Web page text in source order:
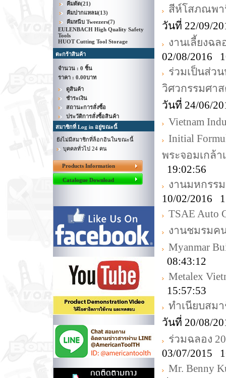
คีมตัด(21)
คีมปากแหลม(13)
คีมหนีบ Tweezers(7)
EULENBACH High Quality Safety
Tools
HUOT Cutting Tool Storage
ตะกร้าสินค้า
จำนวน : 0 ชิ้น
ราคา : 0.00บาท
ดูสินค้า
ชำระเงิน
สถานะการสั่งซื้อ
ประวัติการสั่งซื้อสินค้า
สมาชิกที่ Log in อยู่ขณะนี้
ยังไม่มีสมาชิกที่ล็อกอินในขณะนี้
บุคคลทั่วไป 24 คน
Products Information
Catalogue Download
สีห์โสภณพา
วันที่ 22/09/
งานเลี้ยงฉ
02/08/2016
ร่วมเป็นส่ว
วิศวกรรมศา
วันที่ 24/06/
Vietnam
Initial
พระจอมเกล้
19:02:56
งานมหกรร
10/02/2016
TSAE Auto
งานชมรมค
Myanmar
08:43:12
Metalex
15:57:53
ทำเนียบสม
วันที่ 20/08/
ร่วมฉลอง
03/07/2015
Mr. Benny